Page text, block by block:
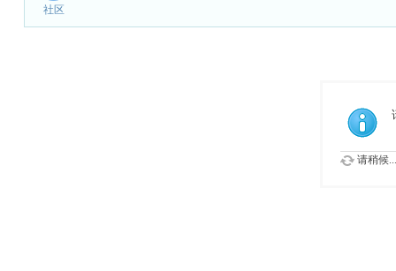
社区
请稍候...